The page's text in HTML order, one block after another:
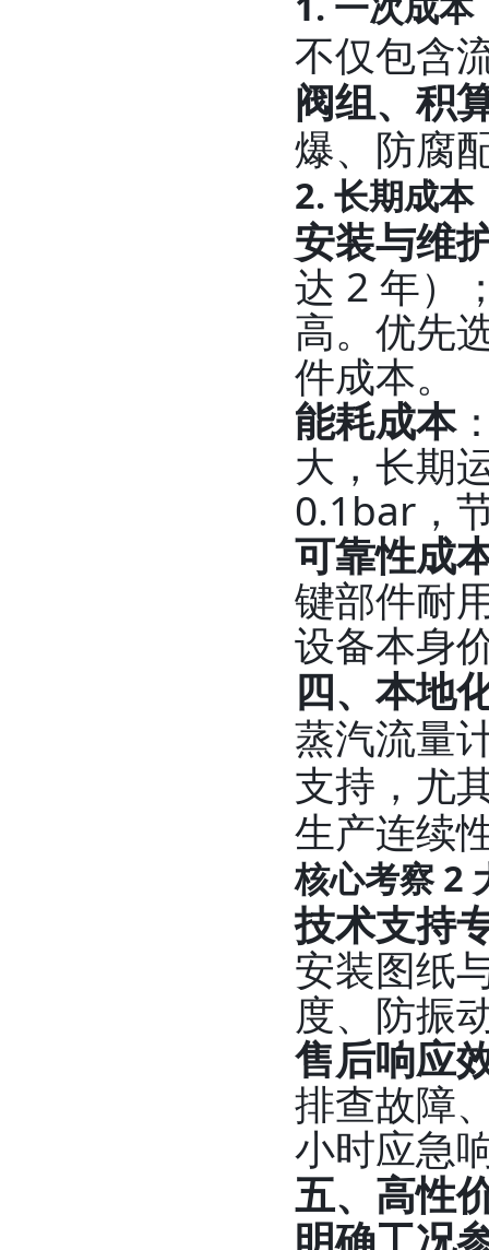
不仅包含
阀组、积
爆、防腐
2. 长期成本
安装与维
达 2 年）
高。优先
件成本。
能耗成本
大，长期
0.1bar，
可靠性成
键部件耐
设备本身
四、本地
蒸汽流量
支持，尤
生产连续
核心考察 2
技术支持
安装图纸
度、防振
售后响应
排查故障
小时应急
五、高性